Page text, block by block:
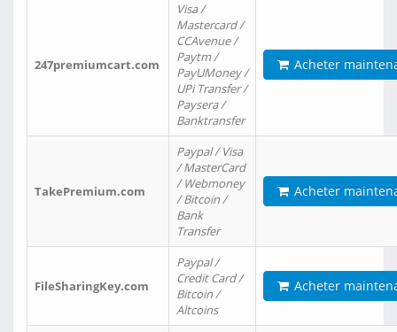
247premiumcart.com
Visa /
Mastercard /
CCAvenue /
Paytm /
PayUMoney /
UPi Transfer /
Paysera /
Banktransfer
Acheter
TakePremium.com
Paypal / Visa
/ MasterCard
/ Webmoney
/ Bitcoin /
Bank
Transfer
Acheter
FileSharingKey.com
Paypal /
Credit Card /
Bitcoin /
Altcoins
Acheter